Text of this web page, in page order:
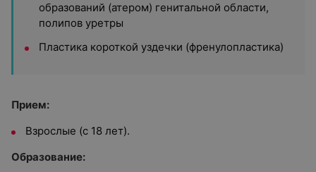
образований (атером) генитальной области,
полипов уретры
Пластика короткой уздечки (френулопластика)
Прием:
Взрослые (с 18 лет).
Образование: